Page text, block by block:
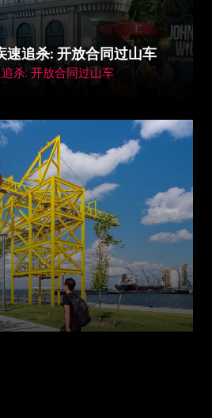
速追杀: 开放合同过山车
杀: 开放合同过山车